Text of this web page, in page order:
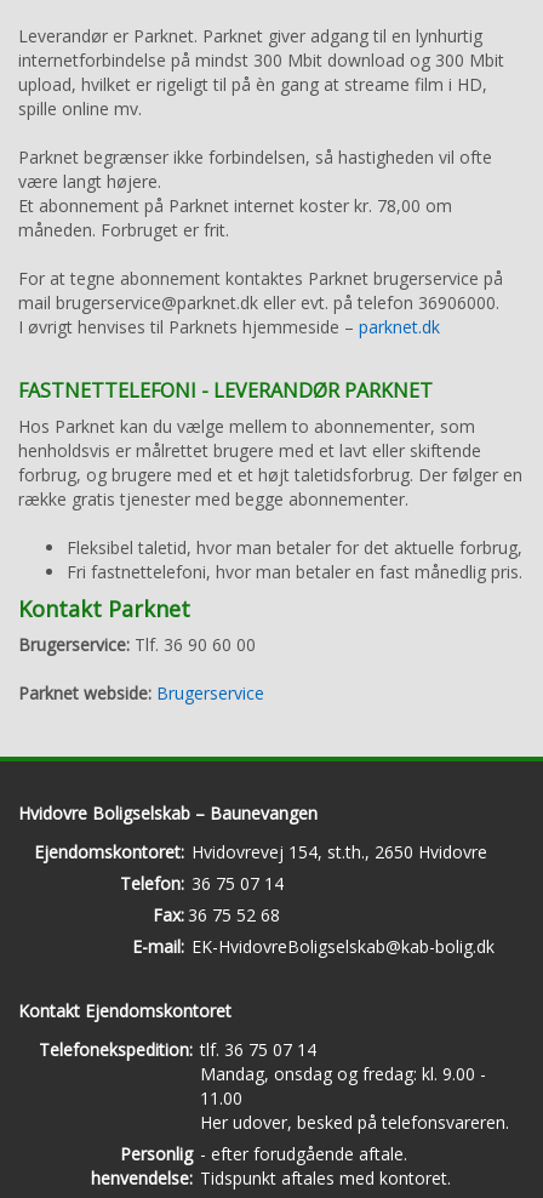
Leverandør er Parknet. Parknet giver adgang til en lynhurtig
internetforbindelse på mindst 300 Mbit download og 300 Mbit
upload, hvilket er rigeligt til på èn gang at streame film i HD,
spille online mv.
Parknet begrænser ikke forbindelsen, så hastigheden vil ofte
være langt højere.
Et abonnement på Parknet internet koster kr. 78,00 om
måneden. Forbruget er frit.
For at tegne abonnement kontaktes Parknet brugerservice på
mail brugerservice@parknet.dk eller evt. på telefon 36906000.
I øvrigt henvises til Parknets hjemmeside – parknet.dk
FASTNETTELEFONI - LEVERANDØR PARKNET
Hos Parknet kan du vælge mellem to abonnementer, som
henholdsvis er målrettet brugere med et lavt eller skiftende
forbrug, og brugere med et et højt taletidsforbrug. Der følger en
række gratis tjenester med begge abonnementer.
Fleksibel taletid, hvor man betaler for det aktuelle forbrug,
Fri fastnettelefoni, hvor man betaler en fast månedlig pris.
Kontakt Parknet
Brugerservice: Tlf. 36 90 60 00
Parknet webside: Brugerservice
Hvidovre Boligselskab – Baunevangen
Ejendomskontoret: Hvidovrevej 154, st.th., 2650 Hvidovre
Telefon: 36 75 07 14
Fax: 36 75 52 68
E-mail: EK-HvidovreBoligselskab@kab-bolig.dk
Kontakt Ejendomskontoret
Telefonekspedition: tlf. 36 75 07 14
Mandag, onsdag og fredag: kl. 9.00 -
11.00
Her udover, besked på telefonsvareren.
Personlig
henvendelse:
- efter forudgående aftale.
Tidspunkt aftales med kontoret.